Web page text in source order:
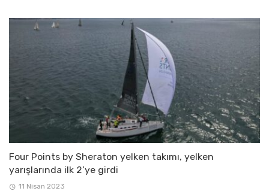
Four Points by Sheraton yelken takımı, yelken
yarışlarında ilk 2’ye girdi
11 Nisan 2023